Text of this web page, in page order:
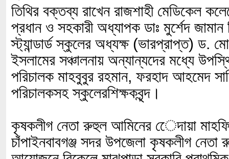
তিথির বক্তব্য রাখেন রাজশাহী মেডিকেল
প্রধান ও সহকারী অধ্যাপক ডাঃ মুর্শেদ
স্ট্যান্ডার্ড স্কুলের অধ্যক্ষ (ভারপ্রাপ্ত) ড.
ইসলামের সঞ্চালনায় অন্যান্যদের মধ্যে
পরিচালক মাহবুবুর রহমান, ফরহাদ আহমেদ
পরিচালকসহ স্কুলেরশিক্ষকবৃন্দ।
কৃষকলীগ নেতা রুহুল আমিনের েেদায়া
চাঁপাইনবাবগঞ্জ সদর উপজেলা কৃষকলীগ